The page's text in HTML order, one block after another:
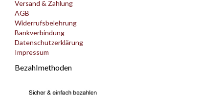
Versand & Zahlung
AGB
Widerrufsbelehrung
Bankverbindung
Datenschutzerklärung
Impressum
Bezahlmethoden